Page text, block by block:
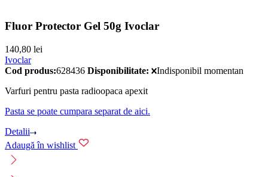
Fluor Protector Gel 50g Ivoclar
140,80 lei
Ivoclar
Cod produs:628436 Disponibilitate:
Indisponibil momentan
Varfuri pentru pasta radioopaca apexit
Pasta se poate cumpara separat de aici.
Detalii
Adaugă în wishlist